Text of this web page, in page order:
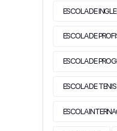
ESCOLA DE
ESCOLA DE
ESCOLA DE
ESCOLA DE TENIS
ESCOLA